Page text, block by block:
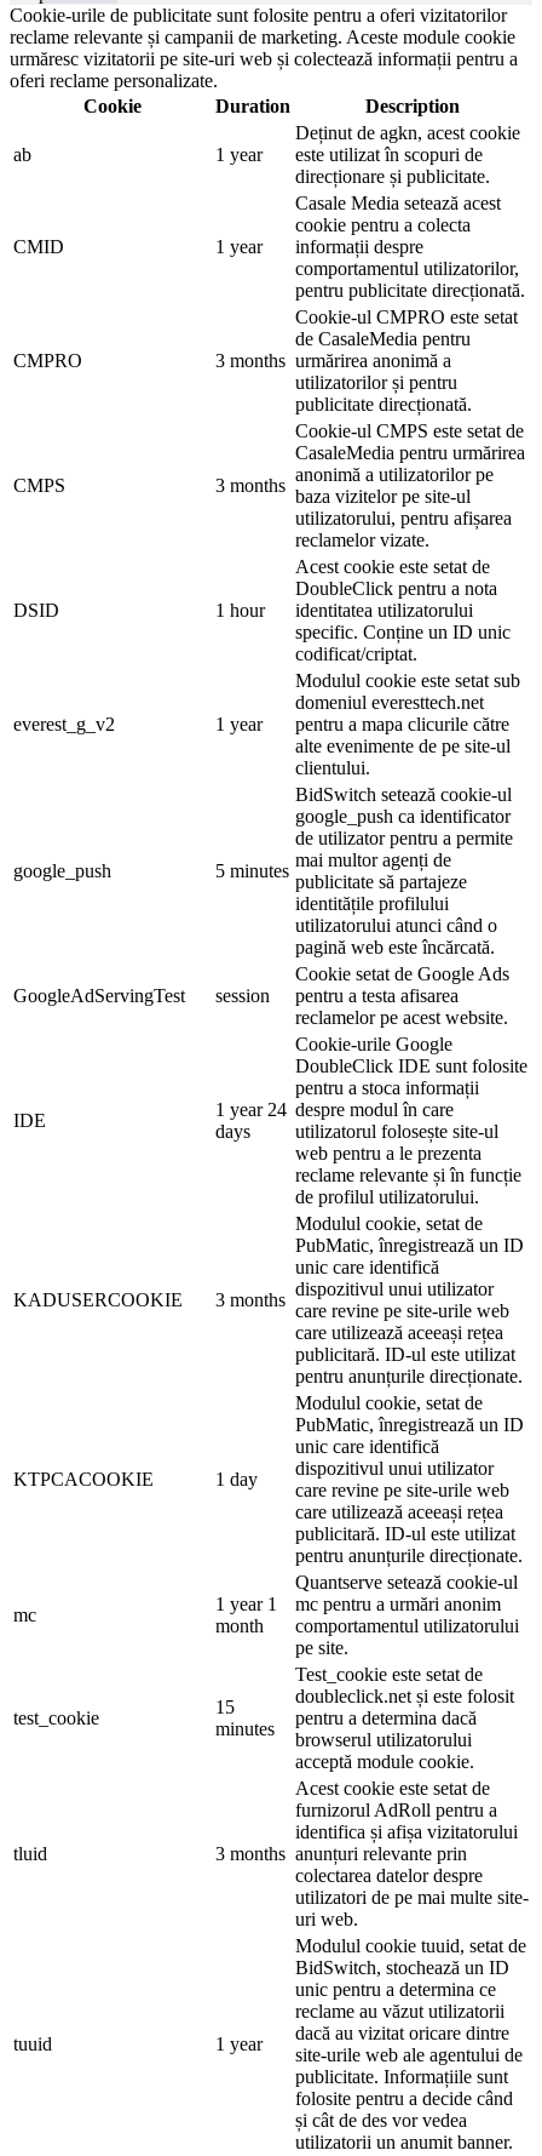
Cookie-urile de publicitate sunt folosite pentru a oferi vizitatorilor
reclame relevante și campanii de marketing. Aceste module cookie
urmăresc vizitatorii pe site-uri web și colectează informații pentru a
oferi reclame personalizate.
Cookie
Duration Description
ab 1 year
Deținut de agkn, acest cookie
este utilizat în scopuri de
direcționare și publicitate.
CMID 1 year
Casale Media setează acest
cookie pentru a colecta
informații despre
comportamentul utilizatorilor,
pentru publicitate direcționată.
CMPRO 3 months
Cookie-ul CMPRO este setat
de CasaleMedia pentru
urmărirea anonimă a
utilizatorilor și pentru
publicitate direcționată.
CMPS 3 months
Cookie-ul CMPS este setat de
CasaleMedia pentru urmărirea
anonimă a utilizatorilor pe
baza vizitelor pe site-ul
utilizatorului, pentru afișarea
reclamelor vizate.
DSID 1 hour
Acest cookie este setat de
DoubleClick pentru a nota
identitatea utilizatorului
specific. Conține un ID unic
codificat/criptat.
everest_g_v2 1 year
Modulul cookie este setat sub
domeniul everesttech.net
pentru a mapa clicurile către
alte evenimente de pe site-ul
clientului.
google_push 5 minutes
BidSwitch setează cookie-ul
google_push ca identificator
de utilizator pentru a permite
mai multor agenți de
publicitate să partajeze
identitățile profilului
utilizatorului atunci când o
pagină web este încărcată.
GoogleAdServingTest session
Cookie setat de Google Ads
pentru a testa afisarea
reclamelor pe acest website.
IDE
1 year 24
days
Cookie-urile Google
DoubleClick IDE sunt folosite
pentru a stoca informații
despre modul în care
utilizatorul folosește site-ul
web pentru a le prezenta
reclame relevante și în funcție
de profilul utilizatorului.
KADUSERCOOKIE 3 months
Modulul cookie, setat de
PubMatic, înregistrează un ID
unic care identifică
dispozitivul unui utilizator
care revine pe site-urile web
care utilizează aceeași rețea
publicitară. ID-ul este utilizat
pentru anunțurile direcționate.
KTPCACOOKIE 1 day
Modulul cookie, setat de
PubMatic, înregistrează un ID
unic care identifică
dispozitivul unui utilizator
care revine pe site-urile web
care utilizează aceeași rețea
publicitară. ID-ul este utilizat
pentru anunțurile direcționate.
mc
1 year 1
month
Quantserve setează cookie-ul
mc pentru a urmări anonim
comportamentul utilizatorului
pe site.
test_cookie
15
minutes
Test_cookie este setat de
doubleclick.net și este folosit
pentru a determina dacă
browserul utilizatorului
acceptă module cookie.
tluid 3 months
Acest cookie este setat de
furnizorul AdRoll pentru a
identifica și afișa vizitatorului
anunțuri relevante prin
colectarea datelor despre
utilizatori de pe mai multe site-
uri web.
tuuid 1 year
Modulul cookie tuuid, setat de
BidSwitch, stochează un ID
unic pentru a determina ce
reclame au văzut utilizatorii
dacă au vizitat oricare dintre
site-urile web ale agentului de
publicitate. Informațiile sunt
folosite pentru a decide când
și cât de des vor vedea
utilizatorii un anumit banner.